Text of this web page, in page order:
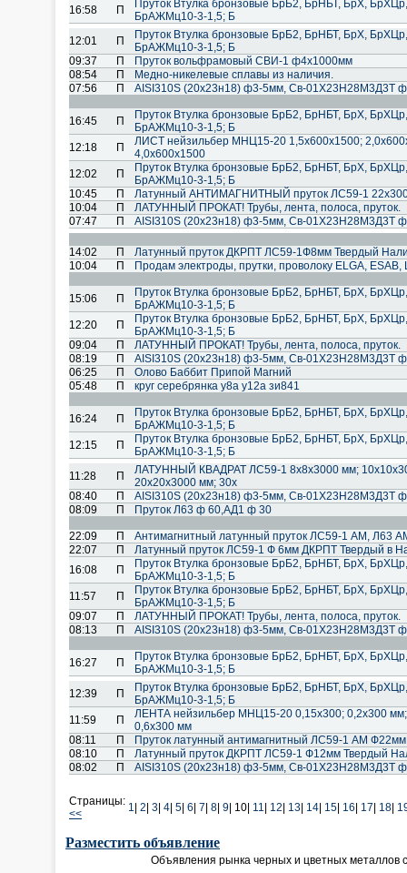
16:58 П
Пруток Втулка бронзовые БрБ2, БрНБТ, БрХ,
БрАЖМц10-3-1,5; Б
12:01
П
Пруток Втулка бронзовые БрБ2, БрНБТ, БрХ,
БрАЖМц10-3-1,5; Б
09:37
П
Пруток вольфрамовый СВИ-1 ф4х1000мм
08:54
П
Медно-никелевые сплавы из наличия.
07:56
П AISI310S (20х23н18) ф3-5мм, Cв-01Х23Н28М3Д3Т
16:45 П
Пруток Втулка бронзовые БрБ2, БрНБТ, БрХ,
БрАЖМц10-3-1,5; Б
12:18
П
ЛИСТ нейзильбер МНЦ15-20 1,5х600х1500;
4,0х600х1500
12:02
П
Пруток Втулка бронзовые БрБ2, БрНБТ, БрХ,
БрАЖМц10-3-1,5; Б
10:45
П
Латунный АНТИМАГНИТНЫЙ пруток ЛС59-1
10:04
П
ЛАТУННЫЙ ПРОКАТ! Трубы, лента, полоса, пруток.
07:47
П AISI310S (20х23н18) ф3-5мм, Cв-01Х23Н28М3Д3Т
14:02 П
Латунный пруток ДКРПТ ЛС59-1Ф8мм Твердый
10:04
П Продам электроды, прутки, проволоку ELGA, ESAB,
15:06 П
Пруток Втулка бронзовые БрБ2, БрНБТ, БрХ,
БрАЖМц10-3-1,5; Б
12:20
П
Пруток Втулка бронзовые БрБ2, БрНБТ, БрХ,
БрАЖМц10-3-1,5; Б
09:04
П
ЛАТУННЫЙ ПРОКАТ! Трубы, лента, полоса, пруток.
08:19
П
AISI310S (20х23н18) ф3-5мм, Cв-01Х23Н28М3Д3Т
06:25
П
Олово Баббит Припой Магний
05:48
П круг серебрянка у8а у12а зи841
16:24 П
Пруток Втулка бронзовые БрБ2, БрНБТ, БрХ,
БрАЖМц10-3-1,5; Б
12:15
П
Пруток Втулка бронзовые БрБ2, БрНБТ, БрХ,
БрАЖМц10-3-1,5; Б
11:28
П
ЛАТУННЫЙ КВАДРАТ ЛС59-1 8х8х3000 мм;
20х20х3000 мм; 30х
08:40
П
AISI310S (20х23н18) ф3-5мм, Cв-01Х23Н28М3Д3Т
08:09
П Пруток Л63 ф 60,АД1 ф 30
22:09 П
Антимагнитный латунный пруток ЛС59-1 АМ, Л63
22:07
П
Латунный пруток ЛС59-1 Ф 6мм ДКРПТ Твердый в
16:08
П
Пруток Втулка бронзовые БрБ2, БрНБТ, БрХ,
БрАЖМц10-3-1,5; Б
11:57
П
Пруток Втулка бронзовые БрБ2, БрНБТ, БрХ,
БрАЖМц10-3-1,5; Б
09:07
П
ЛАТУННЫЙ ПРОКАТ! Трубы, лента, полоса, пруток.
08:13
П AISI310S (20х23н18) ф3-5мм, Cв-01Х23Н28М3Д3Т
16:27 П
Пруток Втулка бронзовые БрБ2, БрНБТ, БрХ,
БрАЖМц10-3-1,5; Б
12:39
П
Пруток Втулка бронзовые БрБ2, БрНБТ, БрХ,
БрАЖМц10-3-1,5; Б
11:59
П
ЛЕНТА нейзильбер МНЦ15-20 0,15х300; 0,2х300
0,6х300 мм
08:11
П
Пруток латунный антимагнитный ЛС59-1 АМ
08:10
П
Латунный пруток ДКРПТ ЛС59-1 Ф12мм Твердый
08:02
П AISI310S (20х23н18) ф3-5мм, Cв-01Х23Н28М3Д3Т
Страницы:
<<
1 2 3 4 5 6 7 8 9 10| 11 12 13 14 15 16 17 18
Разместить объявление
Объявления рынка черных и цветных металлов